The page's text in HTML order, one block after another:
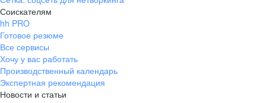
Соискателям
hh PRO
Готовое резюме
Все сервисы
Хочу у вас работать
Производственный календарь
Экспертная рекомендация
Новости и статьи